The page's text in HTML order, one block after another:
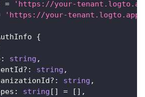
=
'https://your-
'https://your-
{
: string ,
? : string ,
? : string ,
: string [ ] = [ ] ,